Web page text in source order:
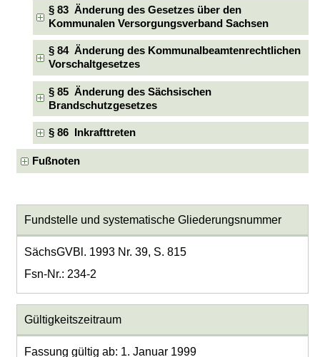
§ 83 Änderung des Gesetzes über den
Kommunalen Versorgungsverband Sachsen
§ 84 Änderung des Kommunalbeamtenrechtlichen
Vorschaltgesetzes
§ 85 Änderung des Sächsischen
Brandschutzgesetzes
§ 86 Inkrafttreten
Fußnoten
Fundstelle und systematische Gliederungsnummer
SächsGVBl. 1993 Nr. 39, S. 815
Fsn-Nr.: 234-2
Gültigkeitszeitraum
Fassung gültig ab: 1. Januar 1999